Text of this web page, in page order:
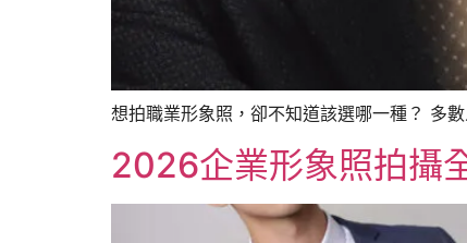
想拍職業形象照，卻不知道該選哪一種？ 多
2026企業形象照拍攝